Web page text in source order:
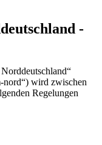
-
wird zwischen
Regelungen